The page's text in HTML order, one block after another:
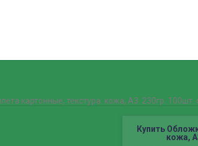
нас найти
8(988)225-50-10
картонные, текстура: кожа, А3. 230гр. 100шт.
Купить
кожа,